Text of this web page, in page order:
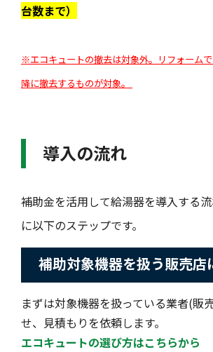
台数まで）
※エコキュートの撤去は対象外。リフォーム
降に撤去するものが対象。
導入の流れ
補助金を活用して給湯器を導入する
に以下のステップです。
補助対象機器を扱う販売店
まずは対象機器を扱っている業者(販
せ、見積もりを依頼します。
エコキュートの選び方はこちらから